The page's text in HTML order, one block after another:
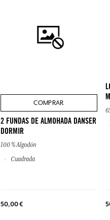
COMPRAR
2 FUNDAS DE ALMOHADA DANSER
DORMIR
100 % Algodón
Cuadrada
50,00 €